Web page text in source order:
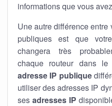
informations que vous
Une autre différence
publiques est que
changera très
chaque routeur dans
adresse IP publique
utiliser des adresses IP
ses adresses IP